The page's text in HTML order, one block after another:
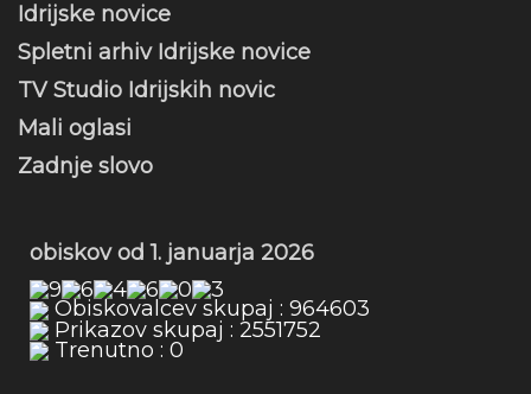
Idrijske novice
Spletni arhiv Idrijske novice
TV Studio Idrijskih novic
Mali oglasi
Zadnje slovo
obiskov od 1. januarja 2026
Obiskovalcev skupaj : 964603
Prikazov skupaj : 2551752
Trenutno : 0